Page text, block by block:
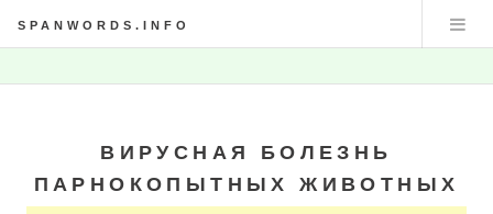
SPANWORDS.INFO
ВИРУСНАЯ БОЛЕЗНЬ
ПАРНОКОПЫТНЫХ ЖИВОТНЫХ